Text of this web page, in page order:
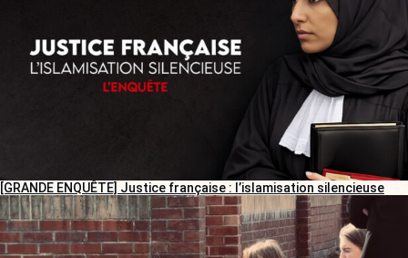
[GRANDE ENQUÊTE] Justice française : l’islamisation silencieuse